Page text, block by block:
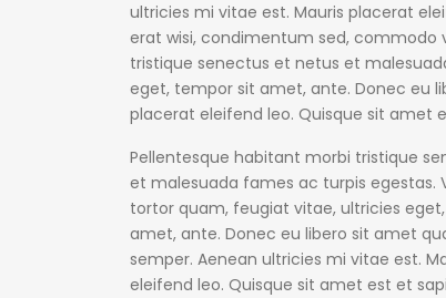
ultricies mi vitae est. Mauris placerat
erat wisi, condimentum sed, commodo
tristique senectus et netus et
eget, tempor sit amet, ante. Donec eu
placerat eleifend leo. Quisque sit amet
Pellentesque habitant morbi tristique
et malesuada fames ac turpis egestas.
tortor quam, feugiat vitae, ultricies
amet, ante. Donec eu libero sit amet
semper. Aenean ultricies mi vitae est.
eleifend leo. Quisque sit amet est et